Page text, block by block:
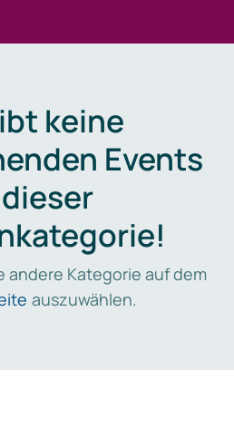
keine
Events
andere Kategorie auf dem
auszuwählen.